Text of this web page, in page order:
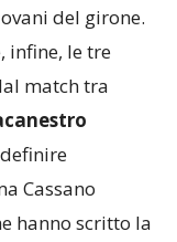
del girone.
infine, le tre
match tra
Cassano
hanno scritto la